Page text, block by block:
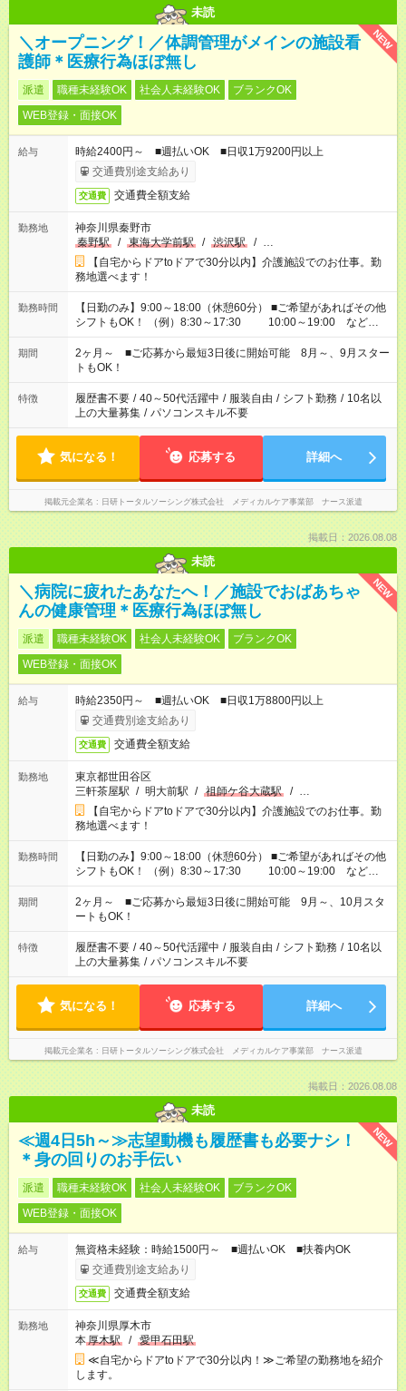
未読
NEW
＼オープニング！／体調管理がメインの施設看
護師＊医療行為ほぼ無し
派遣 職種未経験OK 社会人未経験OK
ブランクOK
WEB登録・面接OK
給与
時給2400円～ ■週払いOK ■日収1万9200円以上
交通費別途支給あり
交通費 交通費全額支給
勤務地
神奈川県秦野市
秦野駅
/ 東海大学前駅 / 渋沢駅 / …
【自宅からドアtoドアで30分以内】介護施設でのお仕事。勤
務地選べます！
勤務時間
【日勤のみ】9:00～18:00（休憩60分） ■ご希望があればその他
シフトもOK！ （例）8:30～17:30 10:00～19:00 など
「家族とお休みを合わせたい」 「できれば残業はしたくない」
など、あなたのご希望に沿ったお仕事をご紹介します！ ※Wワ
ーク希望の方へ 今ご覧のお仕事で希望する勤務時間と、もう1つ
のお仕事の勤務時間。 合計で週40時間を超える場合は応募でき
ません
期間
2ヶ月～ ■ご応募から最短3日後に開始可能 8月～、9月スター
トもOK！
特徴 履歴書不要 / 40～50代活躍中 / 服装自由 / シフト勤務 / 10名以
上の大量募集 / パソコンスキル不要
気になる！ 応募する 詳細へ
掲載元企業名 日研トータルソーシング株式会社 メディカルケア事業部 ナース派遣
掲載日：2026.08.08
未読
NEW
＼病院に疲れたあなたへ！／施設でおばあちゃ
んの健康管理＊医療行為ほぼ無し
派遣 職種未経験OK 社会人未経験OK
ブランクOK
WEB登録・面接OK
給与
時給2350円～ ■週払いOK ■日収1万8800円以上
交通費別途支給あり
交通費 交通費全額支給
勤務地
東京都世田谷区
三軒茶屋駅 / 明大前駅 / 祖師ケ谷大蔵駅 / …
【自宅からドアtoドアで30分以内】介護施設でのお仕事。勤
務地選べます！
勤務時間
【日勤のみ】9:00～18:00（休憩60分） ■ご希望があればその他
シフトもOK！ （例）8:30～17:30 10:00～19:00 など
「家族とお休みを合わせたい」 「できれば残業はしたくない」
など、あなたのご希望に沿ったお仕事をご紹介します！ ※Wワ
ーク希望の方へ 今ご覧のお仕事で希望する勤務時間と、もう1つ
のお仕事の勤務時間。 合計で週40時間を超える場合は応募でき
ません
期間
2ヶ月～ ■ご応募から最短3日後に開始可能 9月～、10月スタ
ートもOK！
特徴 履歴書不要 / 40～50代活躍中 / 服装自由 / シフト勤務 / 10名以
上の大量募集 / パソコンスキル不要
気になる！ 応募する 詳細へ
掲載元企業名 日研トータルソーシング株式会社 メディカルケア事業部 ナース派遣
掲載日：2026.08.08
未読
NEW
≪週4日5h～≫志望動機も履歴書も必要ナシ！
＊身の回りのお手伝い
派遣 職種未経験OK 社会人未経験OK
ブランクOK
WEB登録・面接OK
給与
無資格未経験：時給1500円～ ■週払いOK ■扶養内OK
交通費別途支給あり
交通費 交通費全額支給
勤務地
神奈川県厚木市
本厚木駅 / 愛甲石田駅
≪自宅からドアtoドアで30分以内！≫ご希望の勤務地を紹介
します。